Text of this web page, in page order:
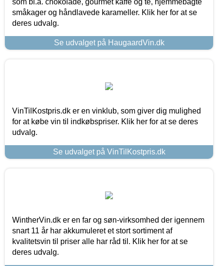
småkager og håndlavede karameller. Klik her for at se
deres udvalg.
Se udvalget på HaugaardVin.dk
VinTilKostpris.dk er en vinklub, som giver dig mulighed
for at købe vin til indkøbspriser. Klik her for at se deres
udvalg.
Se udvalget på VinTilKostpris.dk
WintherVin.dk er en far og søn-virksomhed der igennem
snart 11 år har akkumuleret et stort sortiment af
kvalitetsvin til priser alle har råd til. Klik her for at se
deres udvalg.